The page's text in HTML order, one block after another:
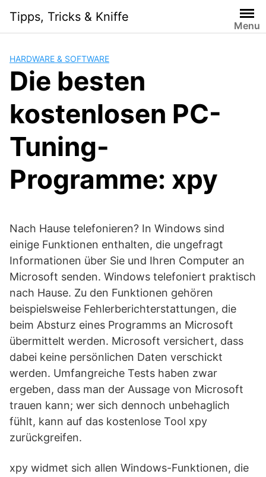
content
Tipps, Tricks & Kniffe
Menu
HARDWARE & SOFTWARE
Die besten
kostenlosen PC-
Tuning-
Programme: xpy
Nach Hause telefonieren? In Windows sind
einige Funktionen enthalten, die ungefragt
Informationen über Sie und Ihren Computer an
Microsoft senden. Windows telefoniert praktisch
nach Hause. Zu den Funktionen gehören
beispielsweise Fehlerberichterstattungen, die
beim Absturz eines Programms an Microsoft
übermittelt werden. Microsoft versichert, dass
dabei keine persönlichen Daten verschickt
werden. Umfangreiche Tests haben zwar
ergeben, dass man der Aussage von Microsoft
trauen kann; wer sich dennoch unbehaglich
fühlt, kann auf das kostenlose Tool xpy
zurückgreifen.
xpy widmet sich allen Windows-Funktionen, die